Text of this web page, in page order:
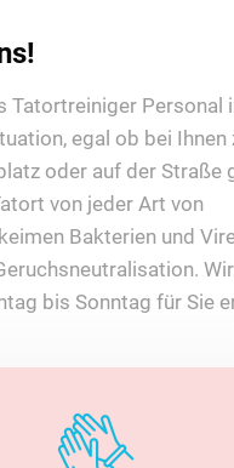
Tatortreiniger Personal
egal ob bei Ihnen
oder auf der Straße
von jeder Art von
Bakterien und
bis Sonntag für Sie